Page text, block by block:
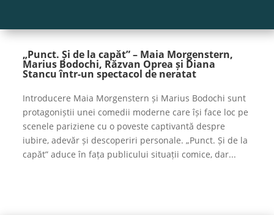
„Punct. Și de la capăt” – Maia Morgenstern,
Marius Bodochi, Răzvan Oprea și Diana
Stancu într-un spectacol de neratat
Introducere Maia Morgenstern și Marius Bodochi sunt
protagoniștii unei comedii moderne care își face loc pe
scenele pariziene cu o poveste captivantă despre
iubire, adevăr și descoperiri personale. „Punct. Și de la
capăt” aduce în fața publicului situații comice, dar...